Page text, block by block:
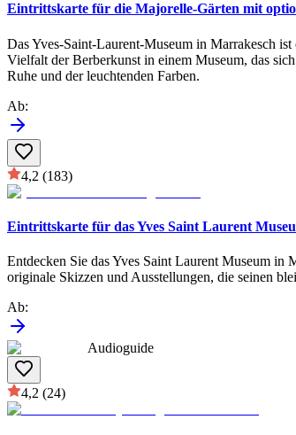
Eintrittskarte für die Majorelle-Gärten mit
Das Yves-Saint-Laurent-Museum in Marrakesch
Vielfalt der Berberkunst in einem Museum, das
Ruhe und der leuchtenden Farben.
Ab:
4,2 (183)
Eintrittskarte für das Yves Saint Laurent
Entdecken Sie das Yves Saint Laurent Museum in
originale Skizzen und Ausstellungen, die seinen
Ab:
Audioguide
4,2 (24)